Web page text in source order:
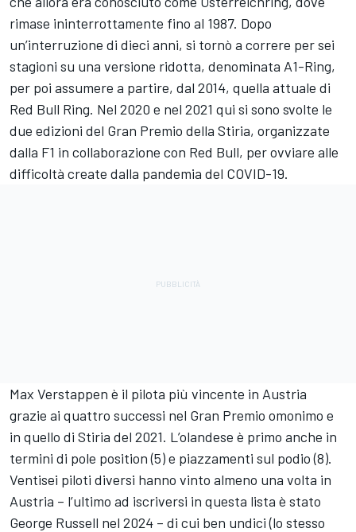
rimase ininterrottamente fino al 1987. Dopo
un’interruzione di dieci anni, si tornò a correre per sei
stagioni su una versione ridotta, denominata A1-Ring,
per poi assumere a partire, dal 2014, quella attuale di
Red Bull Ring. Nel 2020 e nel 2021 qui si sono svolte le
due edizioni del Gran Premio della Stiria, organizzate
dalla F1 in collaborazione con Red Bull, per ovviare alle
difficoltà create dalla pandemia del COVID-19.
Max Verstappen è il pilota più vincente in Austria
grazie ai quattro successi nel Gran Premio omonimo e
in quello di Stiria del 2021. L’olandese è primo anche in
termini di pole position (5) e piazzamenti sul podio (8).
Ventisei piloti diversi hanno vinto almeno una volta in
Austria – l’ultimo ad iscriversi in questa lista è stato
George Russell nel 2024 – di cui ben undici (lo stesso